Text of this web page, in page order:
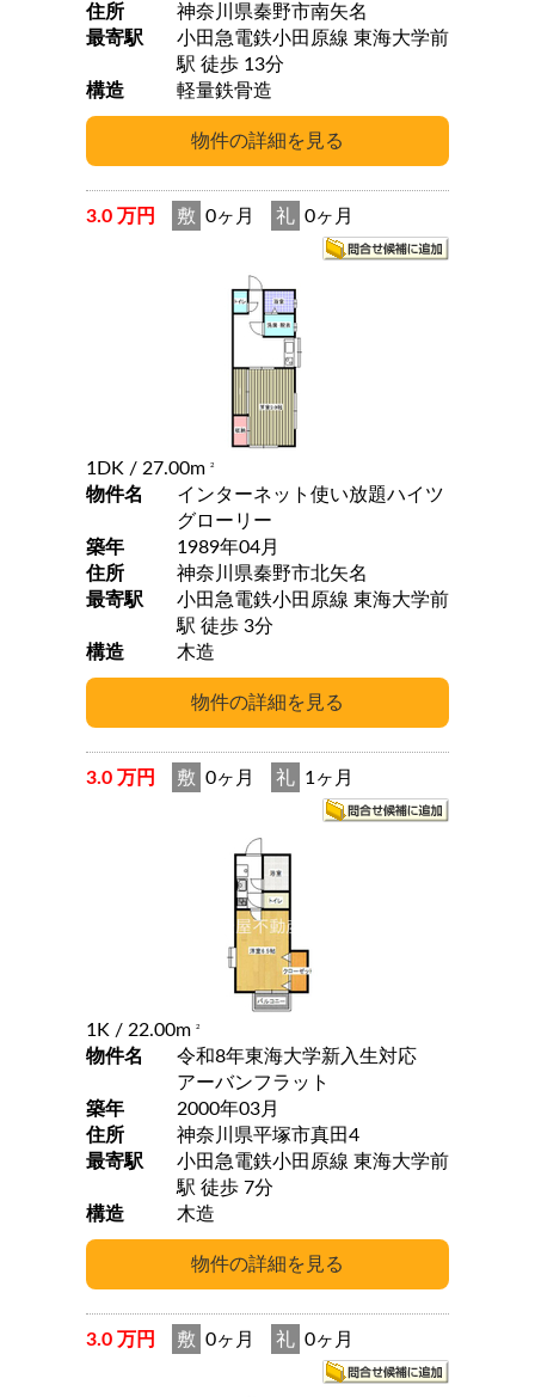
住所
神奈川県秦野市南矢名
最寄駅
小田急電鉄小田原線 東海大学前
駅 徒歩 13分
構造
軽量鉄骨造
3.0 万円 敷 0ヶ月 礼 0ヶ月
1DK / 27.00m 2
物件名
インターネット使い放題ハイツ
グローリー
築年
1989年04月
住所
神奈川県秦野市北矢名
最寄駅
小田急電鉄小田原線 東海大学前
駅 徒歩 3分
構造
木造
3.0 万円 敷 0ヶ月 礼 1ヶ月
1K / 22.00m 2
物件名
令和8年東海大学新入生対応
アーバンフラット
築年
2000年03月
住所
神奈川県平塚市真田4
最寄駅
小田急電鉄小田原線 東海大学前
駅 徒歩 7分
構造
木造
3.0 万円 敷 0ヶ月 礼 0ヶ月